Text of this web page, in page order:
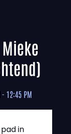
- 12:45 PM
in